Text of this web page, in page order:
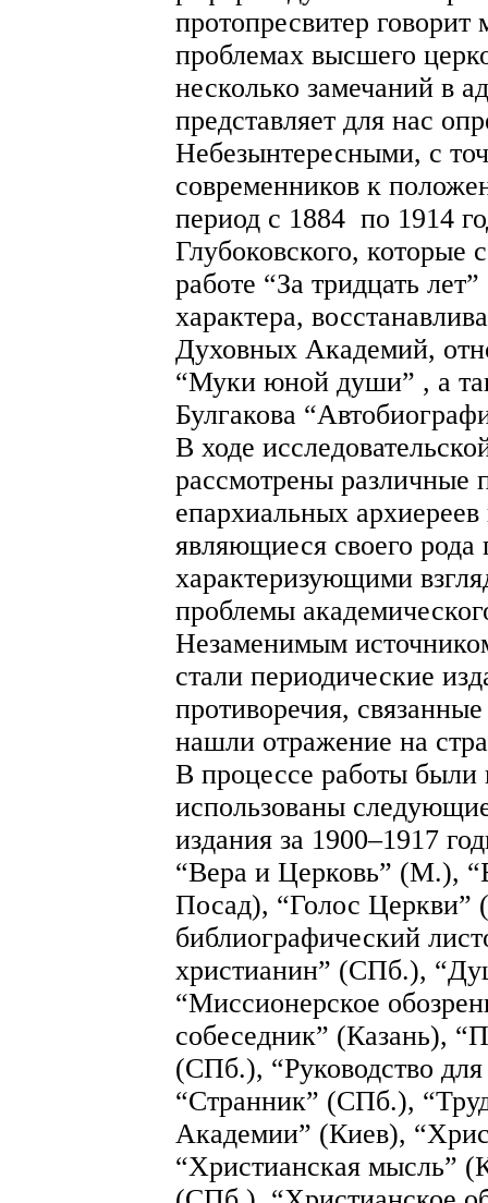
протопресвитер
проблемах высшего
несколько замечаний в
представляет для нас
Небезынтересными, с
современников к
период с 1884 по 1914
Глубоковского, которые
работе “За тридцать
характера,
Духовных Академий,
“Муки юной души” , а
Булгакова
В ходе
рассмотрены различные
епархиальных
являющиеся своего
характеризующими
проблемы
Незаменимым
стали периодические
противоречия,
нашли отражение на
В процессе работы были
использованы
издания за 1900–1917
“Вера и Церковь” (М.),
Посад), “Голос Церкви”
библиографический
христианин” (СПб.),
“Миссионерское
собеседник” (Казань),
(СПб.), “Руководство
“Странник” (СПб.),
Академии” (Киев),
“Христианская мысль”